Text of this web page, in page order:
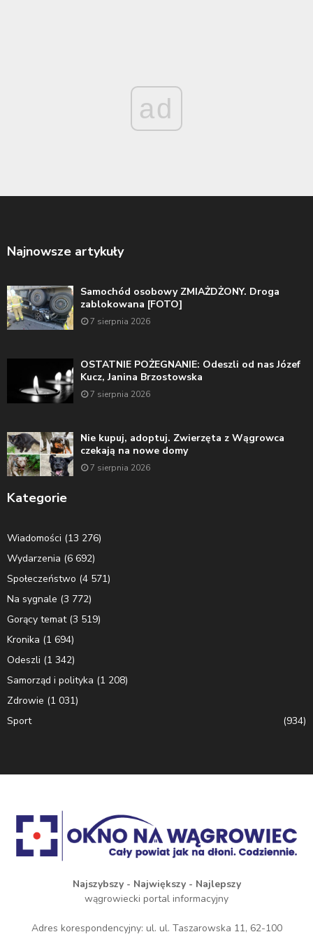
ad
Najnowsze artykuły
Samochód osobowy ZMIAŻDŻONY. Droga
zablokowana [FOTO]
7 sierpnia 2026
OSTATNIE POŻEGNANIE: Odeszli od nas Józef
Kucz, Janina Brzostowska
7 sierpnia 2026
Nie kupuj, adoptuj. Zwierzęta z Wągrowca
czekają na nowe domy
7 sierpnia 2026
Kategorie
Wiadomości (13 276)
Wydarzenia (6 692)
Społeczeństwo (4 571)
Na sygnale (3 772)
Gorący temat(3 519)
Kronika (1 694)
Odeszli (1 342)
Samorząd i polityka (1 208)
Zdrowie (1 031)
Sport
(934)
Najszybszy - Największy - Najlepszy
wągrowiecki portal informacyjny
Adres korespondencyjny: ul. ul. Taszarowska 11, 62-100